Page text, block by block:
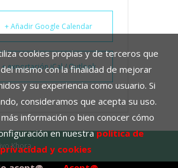
cookies propias y de terceros que
mismo con la finalidad de mejorar
y su experiencia como usuario. Si
consideramos que acepta su uso.
información o bien conocer cómo
en nuestrapolítica de
privacidad y cookies
+ Añadir Google Calendar
+ exportación iCal / Outlook
Khora